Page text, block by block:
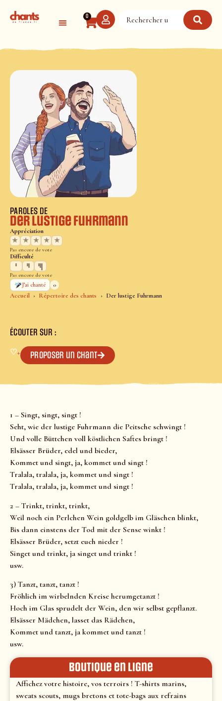
0
Accueil Répertoire des chants Der lustige Fuhrmann
PAROLES DE
Der lustige Fuhrmann
Appréciation
★
★ ★ ★ ★
Pas encore de vote
Difficulté
Pas encore de vote
J’ai chanté
0
ÉCOUTER SUR :
♡+ Proposer un chant
1 – Singt, singt, singt !
Seht, wie der lustige Fuhrmann die Peitsche schwingt !
Und volle Büttchen voll köstlichen Saftes bringt !
Elsässer Brüder, edel und bieder,
Kommet und singt, ja, kommet und singt !
Tralala, tralala, ja, kommet und singt !
Tralala, tralala, ja, kommet und singt !
2 – Trinkt, trinkt, trinkt,
Weil noch ein Perlchen Wein goldgelb im Gläschen blinkt,
Bis dann einstens der Tod mit der Sense winkt !
Elsässer Brüder, setzt euch nieder !
Singet und trinkt, ja singet und trinkt !
usw.
3) Tanzt, tanzt, tanzt !
Fröhlich im wirbelnden Kreise herumgetanzt !
Hoch im Glas sprudelt der Wein, den wir selbst gepflanzt.
Elsässer Mädchen, lasset das Rädchen,
Kommet und tanzt, ja kommet und tanzt !
usw.
Boutique en ligne
Affichez votre histoire, vos terroirs ! T-shirts marins,
sweats scouts, mugs bretons et tote-bags aux refrains